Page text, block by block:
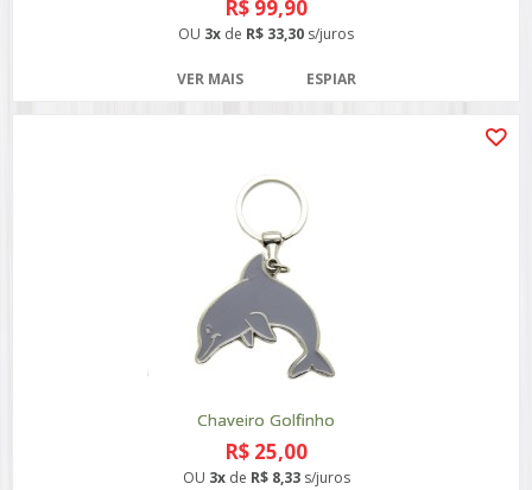
R$ 99,90
OU 3x de R$ 33,30 s/juros
VER MAIS ESPIAR
Chaveiro Golfinho
R$ 25,00
OU 3xde R$ 8,33s/juros